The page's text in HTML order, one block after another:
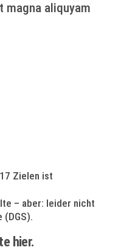
magna aliquyam
Zielen ist
– aber: leider nicht
(DGS).
hier.